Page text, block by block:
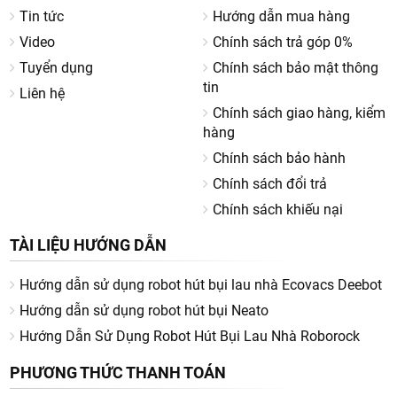
Tin tức
Video
Tuyển dụng
Liên hệ
Hướng dẫn mua hàng
Chính sách trả góp 0%
Chính sách bảo mật thông
tin
Chính sách giao hàng, kiểm
hàng
Chính sách bảo hành
Chính sách đổi trả
Chính sách khiếu nại
TÀI LIỆU HƯỚNG DẪN
Hướng dẫn sử dụng robot hút bụi lau nhà Ecovacs Deebot
Hướng dẫn sử dụng robot hút bụi Neato
Hướng Dẫn Sử Dụng Robot Hút Bụi Lau Nhà Roborock
PHƯƠNG THỨC THANH TOÁN